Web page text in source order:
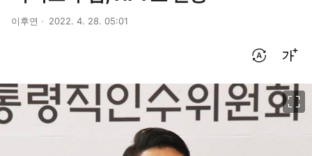
이후연 2022. 4. 28. 05:01